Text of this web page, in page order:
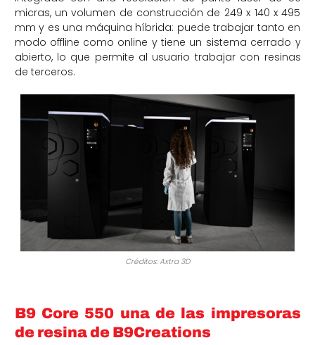
micras, un volumen de construcción de 249 x 140 x 495
mm y es una máquina híbrida: puede trabajar tanto en
modo offline como online y tiene un sistema cerrado y
abierto, lo que permite al usuario trabajar con resinas
de terceros.
Créditos: Axtra 3D
B9 Core 550 una de las impresoras
de resina de B9Creations